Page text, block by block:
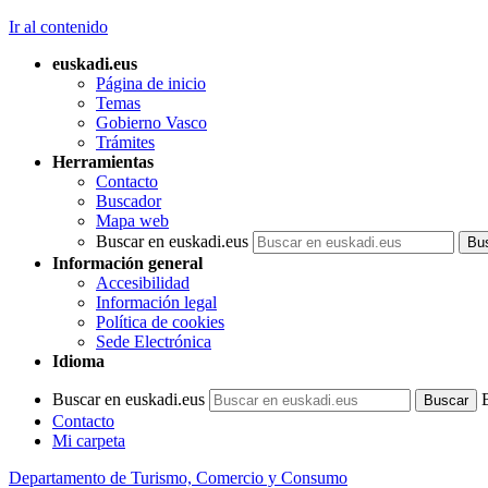
Ir al contenido
euskadi.eus
Página de inicio
Temas
Gobierno Vasco
Trámites
Herramientas
Contacto
Buscador
Mapa web
Buscar en euskadi.eus
Información general
Accesibilidad
Información legal
Política de cookies
Sede Electrónica
Idioma
Buscar en euskadi.eus
Contacto
Mi carpeta
Departamento de Turismo, Comercio y Consumo